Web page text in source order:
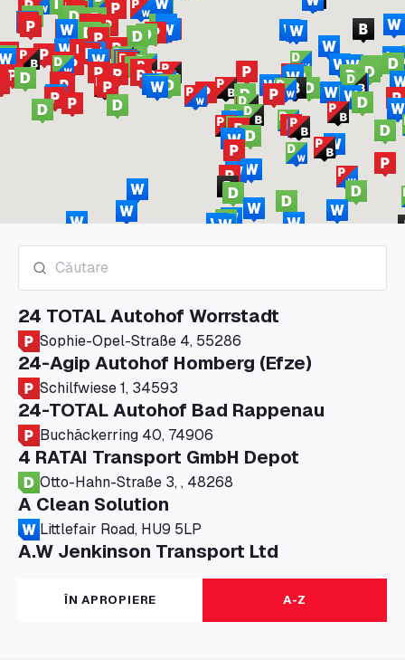
24 TOTAL Autohof Worrstadt
Sophie-Opel-Straße 4, 55286
24-Agip Autohof Homberg (Efze)
Schilfwiese 1, 34593
24-TOTAL Autohof Bad Rappenau
Buchäckerring 40, 74906
4 RATAI Transport GmbH Depot
Otto-Hahn-Straße 3, , 48268
A Clean Solution
Littlefair Road, HU9 5LP
A.W Jenkinson Transport Ltd
Progress House, ME11 5GA
A+G Nettetal - Depot Parking
Am Panneschopp 7, 41334
ÎN APROPIERE A-Z